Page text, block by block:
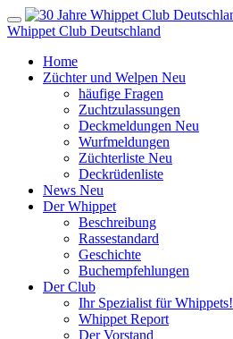
Whippet Club Deutschland
Home
Züchter und Welpen Neu
häufige Fragen
Zuchtzulassungen
Deckmeldungen Neu
Wurfmeldungen
Züchterliste Neu
Deckrüdenliste
News Neu
Der Whippet
Beschreibung
Rassestandard
Geschichte
Buchempfehlungen
Der Club
Ihr Spezialist für Whippets!
Whippet Report
Der Vorstand